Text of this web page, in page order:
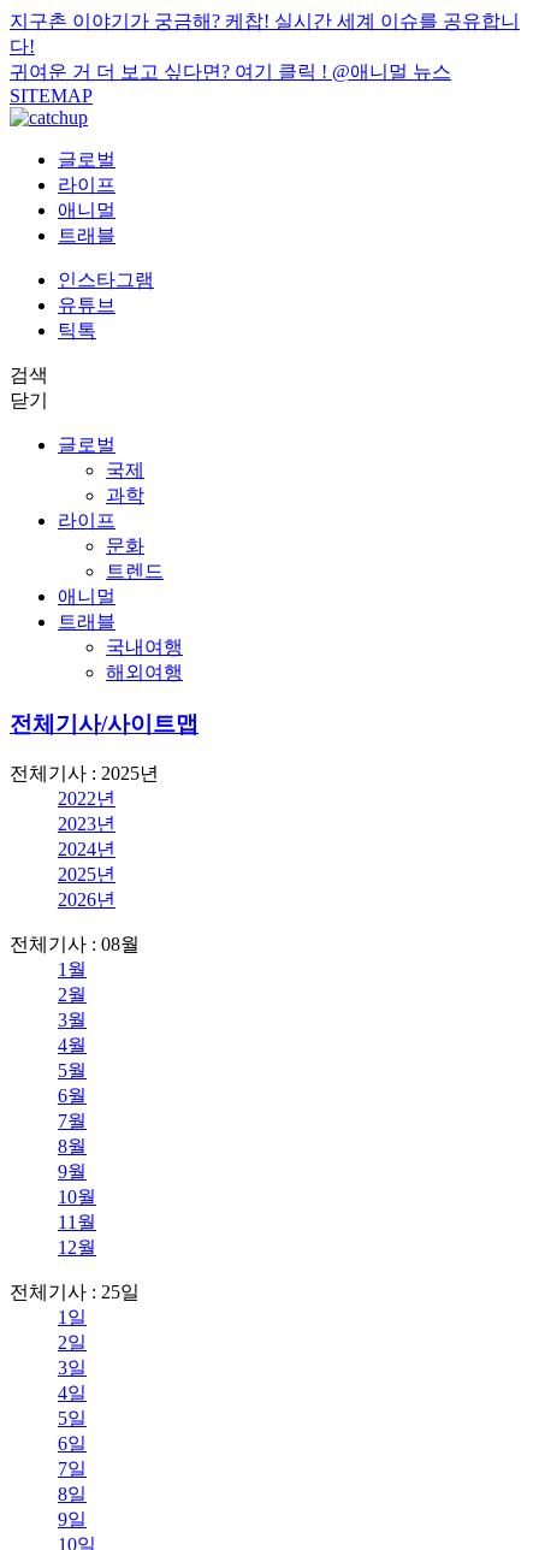
지구촌 이야기가 궁금해? 케찹! 실시간 세계 이슈를 공유합니
다!
귀여운 거 더 보고 싶다면? 여기 클릭 ! @애니멀 뉴스
SITEMAP
글로벌
라이프
애니멀
트래블
인스타그램
유튜브
틱톡
검색
닫기
글로벌
국제
과학
라이프
문화
트렌드
애니멀
트래블
국내여행
해외여행
전체기사/사이트맵
전체기사 : 2025년
2022년
2023년
2024년
2025년
2026년
전체기사 : 08월
1월
2월
3월
4월
5월
6월
7월
8월
9월
10월
11월
12월
전체기사 : 25일
1일
2일
3일
4일
5일
6일
7일
8일
9일
10일